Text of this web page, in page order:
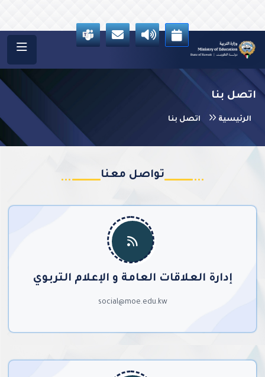
اتصل بنا
الرئيسية اتصل بنا
تواصل معنا
إدارة العلاقات العامة و الإعلام التربوي
social@moe.edu.kw